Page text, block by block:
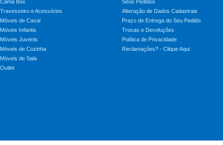
Cama Box
Travesseiro e Acessórios
Móveis de Casal
Móveis Infantis
Móveis Juvenis
Móveis de Cozinha
Móveis de Sala
Outlet
Seus Pedidos
Alteração de Dados Cadastrais
Prazo de Entrega do Seu Pedido
Trocas e Devoluções
Política de Privacidade
Reclamações? - Clique Aqui